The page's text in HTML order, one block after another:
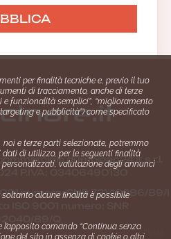
di Impiego24.it s.r.l.
P.IVA: 03406490130
numero: SNR 73140386/89/I
ISO 9001 numero: SNR
merceologiche marketing
per finalità tecniche e, previo il tuo
di tracciamento, anche di terze
e funzionalità semplici”, “miglioramento
e pubblicità”) come specificato
e terze parti selezionate, potremmo
di utilizzo, per le seguenti finalità
valutazione degli annunci
alcune finalità è possibile
comando “Continua senza
del sito in assenza di cookie o altri